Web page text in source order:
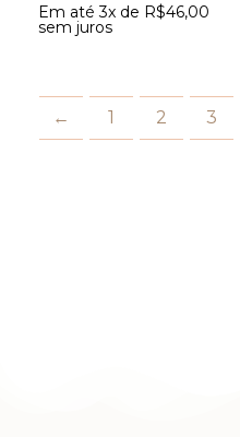
Em até 3x de R$46,00
sem juros
← 1 2 3